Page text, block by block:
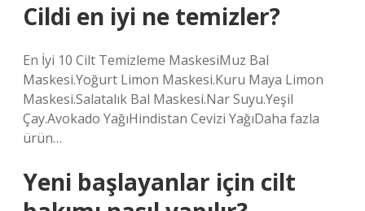
Cildi en iyi ne temizler?
En İyi 10 Cilt Temizleme MaskesiMuz Bal
Maskesi.Yoğurt Limon Maskesi.Kuru Maya Limon
Maskesi.Salatalık Bal Maskesi.Nar Suyu.Yeşil
Çay.Avokado YağıHindistan Cevizi YağıDaha fazla
ürün…
Yeni başlayanlar için cilt